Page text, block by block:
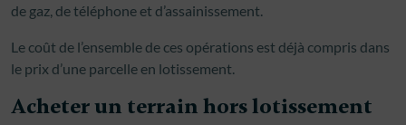
de gaz, de téléphone et d’assainissement.
Le coût de l’ensemble de ces opérations est déjà compris dans
le prix d’une parcelle en lotissement.
Acheter un terrain hors lotissement